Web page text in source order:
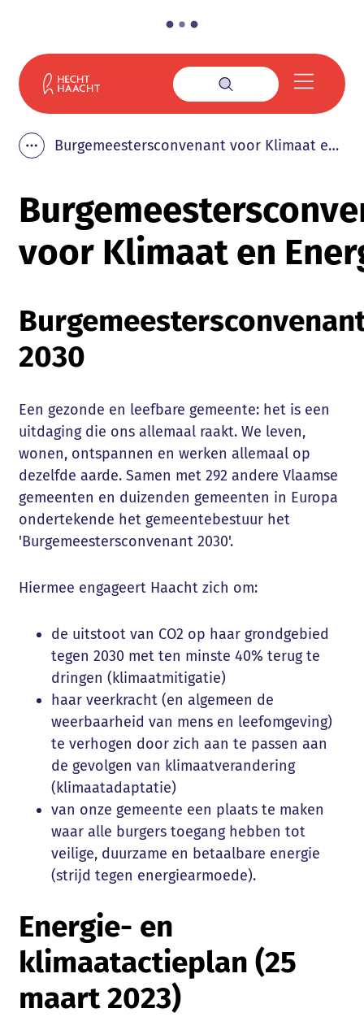
Naar inhoud
Gemeente Haacht
Zoek tonen /Menu
Toon alle broodkruimel items
Burgemeestersconvenant voor Klimaat en Energie
voor Klimaat en
2030
Een gezonde en leefbare gemeente: het is een
uitdaging die ons allemaal raakt. We leven,
wonen, ontspannen en werken allemaal op
dezelfde aarde. Samen met 292 andere Vlaamse
gemeenten en duizenden gemeenten in Europa
ondertekende het gemeentebestuur het
'Burgemeestersconvenant 2030'.
Hiermee engageert Haacht zich om:
de uitstoot van CO2 op haar grondgebied
tegen 2030 met ten minste 40% terug te
dringen (klimaatmitigatie)
haar veerkracht (en algemeen de
weerbaarheid van mens en leefomgeving)
te verhogen door zich aan te passen aan
de gevolgen van klimaatverandering
(klimaatadaptatie)
van onze gemeente een plaats te maken
waar alle burgers toegang hebben tot
veilige, duurzame en betaalbare energie
(strijd tegen energiearmoede).
Energie- en
klimaatactieplan (25
maart 2023)